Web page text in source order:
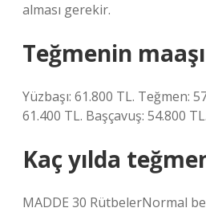
alması gerekir.
Teğmenin
Yüzbaşı: 61.800 TL. Teğmen:
61.400 TL. Başçavuş: 54.800 TL.
Kaç yılda
MADDE 30 RütbelerNormal